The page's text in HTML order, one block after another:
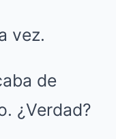
vez.
de
¿Verdad?